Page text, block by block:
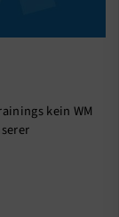
kein WM